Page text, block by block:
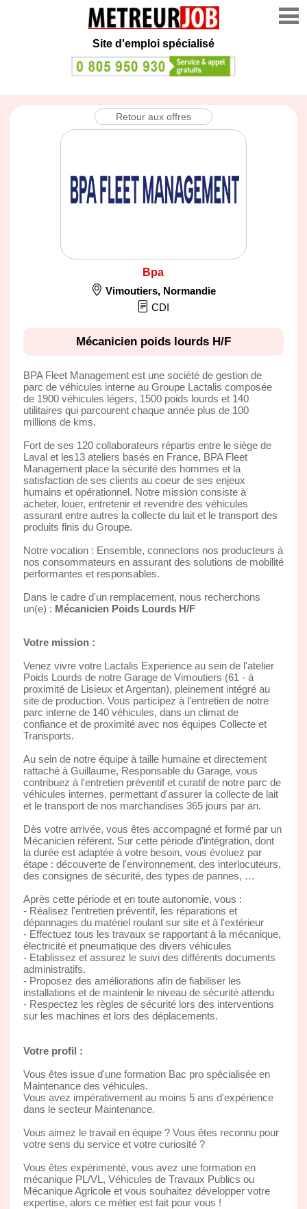
Site d'emploi spécialisé
Retour aux offres
Bpa
Vimoutiers, Normandie
CDI
Mécanicien poids lourds H/F
BPA Fleet Management est une société de gestion de
parc de véhicules interne au Groupe Lactalis composée
de 1900 véhicules légers, 1500 poids lourds et 140
utilitaires qui parcourent chaque année plus de 100
millions de kms.
Fort de ses 120 collaborateurs répartis entre le siège de
Laval et les13 ateliers basés en France, BPA Fleet
Management place la sécurité des hommes et la
satisfaction de ses clients au coeur de ses enjeux
humains et opérationnel. Notre mission consiste à
acheter, louer, entretenir et revendre des véhicules
assurant entre autres la collecte du lait et le transport des
produits finis du Groupe.
Notre vocation : Ensemble, connectons nos producteurs à
nos consommateurs en assurant des solutions de mobilité
performantes et responsables.
Dans le cadre d'un remplacement, nous recherchons
un(e) : Mécanicien Poids Lourds H/F
Votre mission :
Venez vivre votre Lactalis Experience au sein de l'atelier
Poids Lourds de notre Garage de Vimoutiers (61 - à
proximité de Lisieux et Argentan), pleinement intégré au
site de production. Vous participez à l'entretien de notre
parc interne de 140 véhicules, dans un climat de
confiance et de proximité avec nos équipes Collecte et
Transports.
Au sein de notre équipe à taille humaine et directement
rattaché à Guillaume, Responsable du Garage, vous
contribuez à l'entretien préventif et curatif de notre parc de
véhicules internes, permettant d'assurer la collecte de lait
et le transport de nos marchandises 365 jours par an.
Dès votre arrivée, vous êtes accompagné et formé par un
Mécanicien référent. Sur cette période d'intégration, dont
la durée est adaptée à votre besoin, vous évoluez par
étape : découverte de l'environnement, des interlocuteurs,
des consignes de sécurité, des types de pannes, …
Après cette période et en toute autonomie, vous :
- Réalisez l'entretien préventif, les réparations et
dépannages du matériel roulant sur site et à l'extérieur
- Effectuez tous les travaux se rapportant à la mécanique,
électricité et pneumatique des divers véhicules
- Etablissez et assurez le suivi des différents documents
administratifs.
- Proposez des améliorations afin de fiabiliser les
installations et de maintenir le niveau de sécurité attendu
- Respectez les règles de sécurité lors des interventions
sur les machines et lors des déplacements.
Votre profil :
Vous êtes issue d'une formation Bac pro spécialisée en
Maintenance des véhicules.
Vous avez impérativement au moins 5 ans d'expérience
dans le secteur Maintenance.
Vous aimez le travail en équipe ? Vous êtes reconnu pour
votre sens du service et votre curiosité ?
Vous êtes expérimenté, vous avez une formation en
mécanique PL/VL, Véhicules de Travaux Publics ou
Mécanique Agricole et vous souhaitez développer votre
expertise, alors ce métier est fait pour vous !